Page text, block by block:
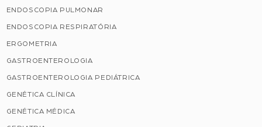
ENDOSCOPIA PULMONAR
ENDOSCOPIA RESPIRATÓRIA
ERGOMETRIA
GASTROENTEROLOGIA
GASTROENTEROLOGIA PEDIÁTRICA
GENÉTICA CLÍNICA
GENÉTICA MÉDICA